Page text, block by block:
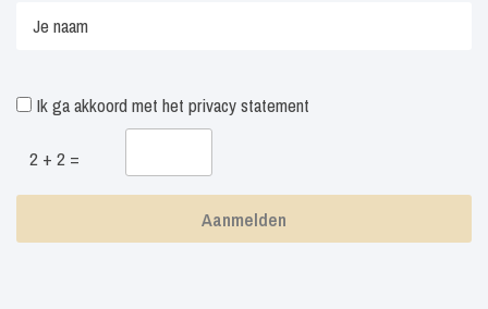
Ik ga akkoord met het privacy statement
2 + 2 =